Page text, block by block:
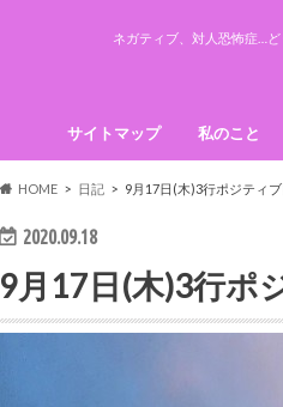
ネガティブ、対人恐怖症…
サイトマップ 私のこと
HOME 日記 9月17日(木)3行ポジティ
2020.09.18
9月17日(木)3行ポ